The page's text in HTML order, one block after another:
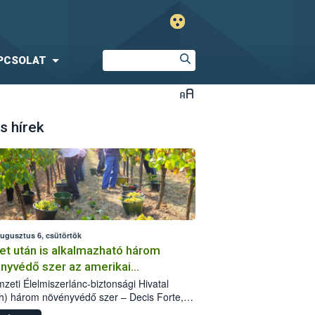
hírek
6, csütörtök
után is alkalmazható három
szer az amerikai
ellen
Élelmiszerlánc-biztonsági Hivatal
három növényvédő szer – Decis Forte,
24 EW, Oroganic – engedélyokiratát